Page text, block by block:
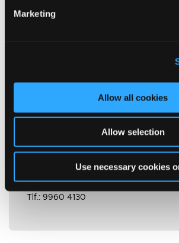
Marketing
Allow all cookies
Allow selection
Use necessary cookies
Fra- og tilmelding af indefrysningsordning af
Bidragsbillet
Mail:ejendomsskat@ikast-brande.dk
Tlf.: 9960 4130